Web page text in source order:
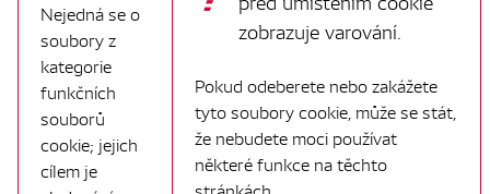
Nejedná se o
soubory z
kategorie
funkčních
souborů
cookie; jejich
cílem je
zobrazuje varování.
Pokud odeberete nebo zakážete
tyto soubory cookie, může se stát,
že nebudete moci používat
některé funkce na těchto